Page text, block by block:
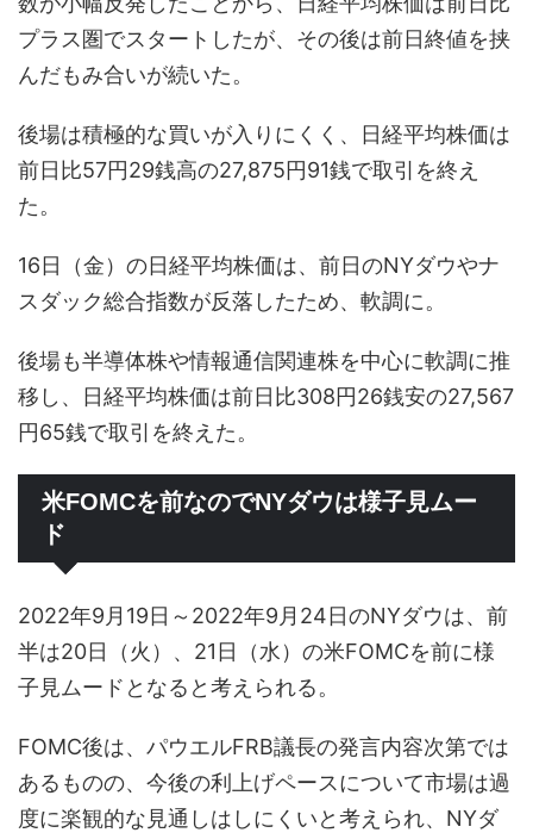
プラス圏でスタートしたが、その後は前日終値を挟
んだもみ合いが続いた。
後場は積極的な買いが入りにくく、日経平均株価は
前日比57円29銭高の27,875円91銭で取引を終え
た。
16日（金）の日経平均株価は、前日のNYダウやナ
スダック総合指数が反落したため、軟調に。
後場も半導体株や情報通信関連株を中心に軟調に推
移し、日経平均株価は前日比308円26銭安の27,567
円65銭で取引を終えた。
米FOMCを前なのでNYダウは様子見ムー
ド
2022年9月19日～2022年9月24日のNYダウは、前
半は20日（火）、21日（水）の米FOMCを前に様
子見ムードとなると考えられる。
FOMC後は、パウエルFRB議長の発言内容次第では
あるものの、今後の利上げペースについて市場は過
度に楽観的な見通しはしにくいと考えられ、NYダ